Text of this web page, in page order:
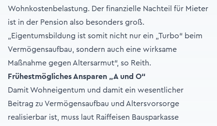
Wohnkostenbelastung. Der finanzielle Nachteil für Mieter
ist in der Pension also besonders groß.
„Eigentumsbildung ist somit nicht nur ein „Turbo“ beim
Vermögensaufbau, sondern auch eine wirksame
Maßnahme gegen Altersarmut“, so Reith.
Frühestmögliches Ansparen „A und O“
Damit Wohneigentum und damit ein wesentlicher
Beitrag zu Vermögensaufbau und Altersvorsorge
realisierbar ist, muss laut Raiffeisen Bausparkasse